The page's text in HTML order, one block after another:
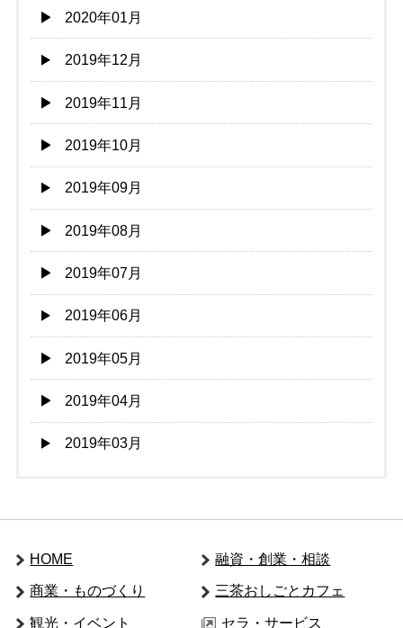
2020年01月
2019年12月
2019年11月
2019年10月
2019年09月
2019年08月
2019年07月
2019年06月
2019年05月
2019年04月
2019年03月
HOME 融資・創業・相談
商業・ものづくり 三茶おしごとカフェ
観光・イベント セラ・サービス